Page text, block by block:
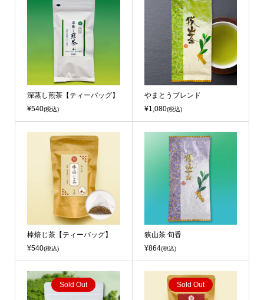
深蒸し煎茶【ティーバッグ】
¥540(税込)
やまとうブレンド
¥1,080(税込)
棒焙じ茶【ティーバッグ】
¥540(税込)
狭山茶 旬香
¥864(税込)
Sold Out Sold Out